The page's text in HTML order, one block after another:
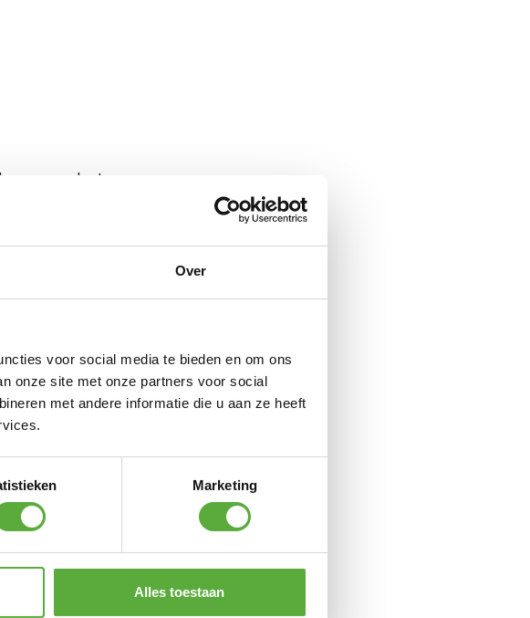
Over
voor social media te bieden en om ons
onze site met onze partners voor social
met andere informatie die u aan ze heeft
Marketing
Alles toestaan
producten